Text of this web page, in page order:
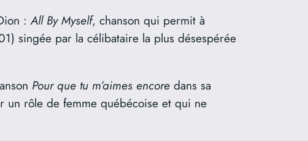
:All By Myself, chanson qui permit à
singée par la célibataire la plus désespérée
Pour que tu m’aimes encore dans sa
un rôle de femme québécoise et qui ne